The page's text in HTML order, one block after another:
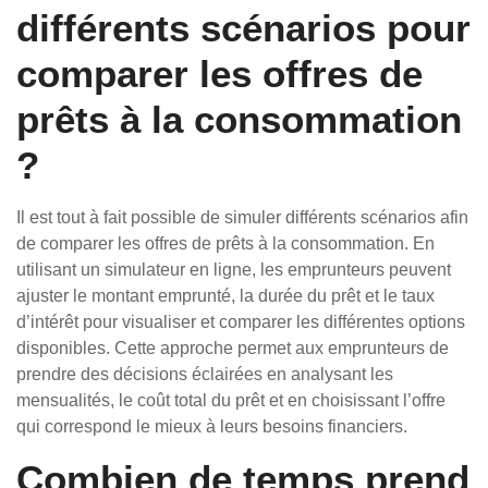
différents scénarios pour
comparer les offres de
prêts à la consommation
?
Il est tout à fait possible de simuler différents scénarios afin
de comparer les offres de prêts à la consommation. En
utilisant un simulateur en ligne, les emprunteurs peuvent
ajuster le montant emprunté, la durée du prêt et le taux
d’intérêt pour visualiser et comparer les différentes options
disponibles. Cette approche permet aux emprunteurs de
prendre des décisions éclairées en analysant les
mensualités, le coût total du prêt et en choisissant l’offre
qui correspond le mieux à leurs besoins financiers.
Combien de temps prend